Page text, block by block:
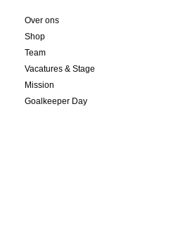
Over ons
Shop
Team
Vacatures & Stage
Mission
Goalkeeper Day